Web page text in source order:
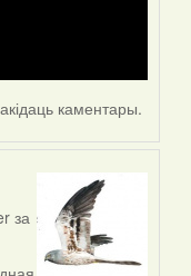
каментары.
за